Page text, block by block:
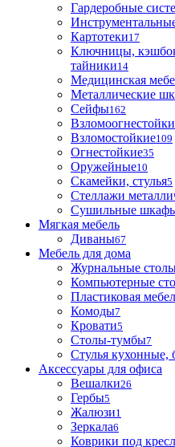
Гардеробные
Картотеки17
Ключницы,
тайники14
Медицинская
Металлические
Сейфы162
Взломостойкие109
Огнестойкие35
Оружейные10
Скамейки, стулья5
Стеллажи
Сушильные
Мягкая мебель
Диваны67
Мебель для дома
Журнальные
Компьютерные
Пластиковая
Комоды7
Кровати5
Столы-тумбы7
Стулья кухонные,
Аксессуары для офиса
Вешалки26
Гербы5
Жалюзи1
Зеркала6
Коврики под